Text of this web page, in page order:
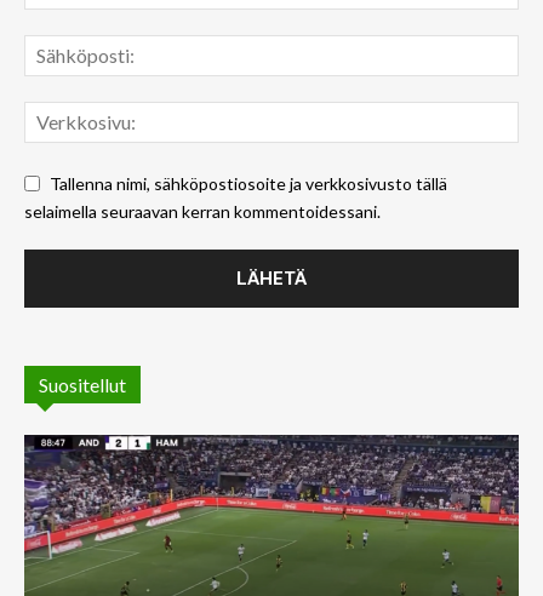
Tallenna nimi, sähköpostiosoite ja verkkosivusto tällä
selaimella seuraavan kerran kommentoidessani.
Suositellut